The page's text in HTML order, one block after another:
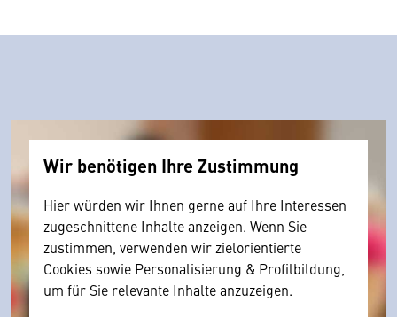
Wir benötigen Ihre Zustimmung
Hier würden wir Ihnen gerne auf Ihre Interessen
zugeschnittene Inhalte anzeigen. Wenn Sie
zustimmen, verwenden wir zielorientierte
Cookies sowie Personalisierung & Profilbildung,
um für Sie relevante Inhalte anzuzeigen.